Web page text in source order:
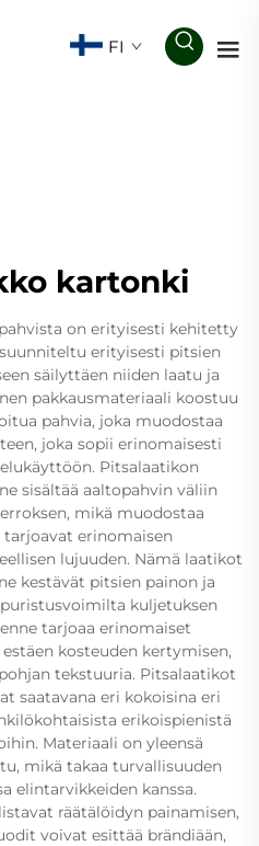
FI
kartonki
on erityisesti kehitetty
erityisesti pitsien
säilyttäen niiden laatu ja
pakkausmateriaali koostuu
pahvia, joka muodostaa
joka sopii erinomaisesti
Pitsalaatikon
sisältää aaltopahvin väliin
mikä muodostaa
erinomaisen
lujuuden. Nämä laatikot
kestävät pitsien painon ja
kuljetuksen
tarjoaa erinomaiset
kosteuden kertymisen,
tekstuuria. Pitsalaatikot
saatavana eri kokoisina eri
erikoispienistä
Materiaali on yleensä
mikä takaa turvallisuuden
elintarvikkeiden kanssa.
räätälöidyn painamisen,
voivat esittää brändiään,